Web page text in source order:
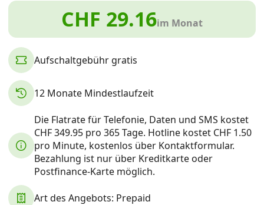
Aktionen
News
Forum
Über uns
Datenschutz AGB Impressum
CHF 29.16im Monat
Aufschaltgebühr gratis
12 Monate Mindestlaufzeit
Die Flatrate für Telefonie, Daten und SMS kostet
CHF 349.95 pro 365 Tage. Hotline kostet CHF 1.50
pro Minute, kostenlos über Kontaktformular.
Bezahlung ist nur über Kreditkarte oder
Postfinance-Karte möglich.
Art des Angebots: Prepaid